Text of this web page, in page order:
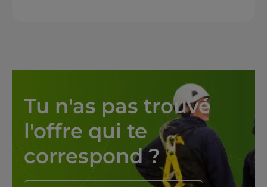
Tu n'as pas trouvé
l'offre qui te
correspond ?